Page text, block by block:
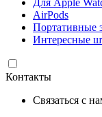
Для Apple
AirPods
Портативные
Интересные
Контакты
Связаться с